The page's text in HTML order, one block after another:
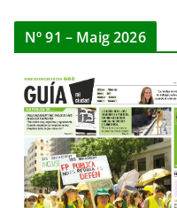
Nº 91 – Maig 2026